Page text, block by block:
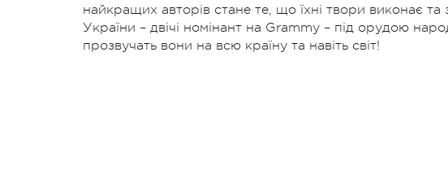
найкращих авторів стане те, що їхні твори виконає
України – двічі номінант на Grammy – під орудою
прозвучать вони на всю країну та навіть світ!